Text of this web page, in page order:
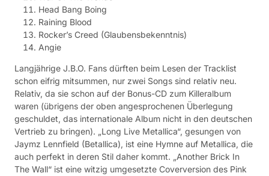
Head Bang Boing
Raining Blood
Rocker’s Creed (Glaubensbekenntnis)
Angie
Langjährige J.B.O. Fans dürften beim Lesen der Tracklist
schon eifrig mitsummen, nur zwei Songs sind relativ neu.
Relativ, da sie schon auf der Bonus-CD zum Killeralbum
waren (übrigens der oben angesprochenen Überlegung
geschuldet, das internationale Album nicht in den deutschen
Vertrieb zu bringen). „Long Live Metallica“, gesungen von
Jaymz Lennfield (Betallica), ist eine Hymne auf Metallica, die
auch perfekt in deren Stil daher kommt. „Another Brick In
The Wall“ ist eine witzig umgesetzte Coverversion des Pink